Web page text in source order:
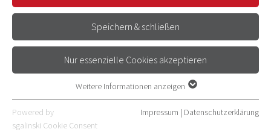
DIDAKTISCHE QUALIFIZIERUNG
Speichern & schließen
Nur essenzielle Cookies akzeptieren
Essenzielle Cookies werden für grundlegende Funktionen der
Webseite benötigt. Dadurch ist gewährleistet, dass die Webseite
Weitere Informationen anzeigen
Powered by
sgalinski Cookie Consent
Impressum | Datenschutzerklärung